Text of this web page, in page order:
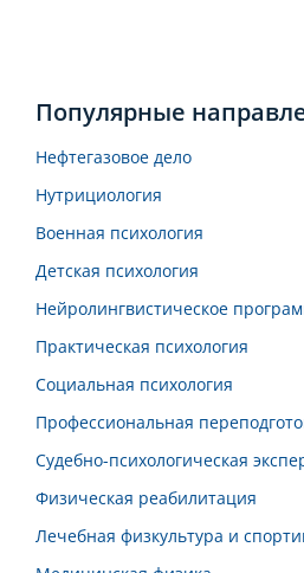
Популярные
Нефтегазовое дело
Нутрициология
Военная психология
Детская психология
Нейролингвистическое
Практическая психология
Социальная психология
Профессиональная
Судебно-психологическая
Физическая реабилитация
Лечебная физкультура и